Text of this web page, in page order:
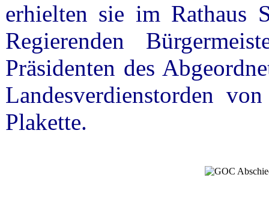
erhielten sie im Rathaus
Regierenden
Präsidenten des
Landesverdienstorden
Plakette.